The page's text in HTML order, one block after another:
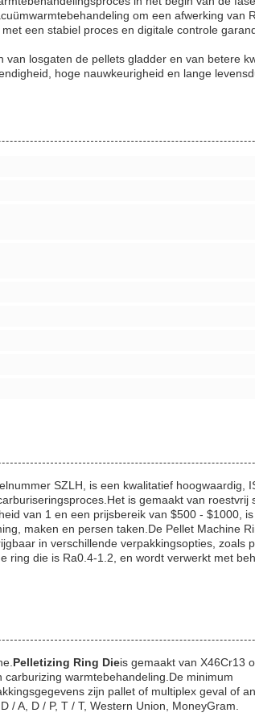
om een afwerking van
een stabiel proces en digitale controle
losgaten de pellets gladder en van betere
hoge nauwkeurigheid en lange
SZLH, is een kwalitatief hoogwaardig,
is gemaakt van roestvrij
van 1 en een prijsbereik van $500 - $1000,
maken en persen taken.De Pellet Machine
in verschillende verpakkingsopties, zoals
ring die is Ra0.4-1.2, en wordt verwerkt met
Pelletizing Ring Dieis gemaakt van X46Cr13
warmtebehandeling.De minimum
zijn pallet of multiplex geval of
/ A, D / P, T / T, Western Union, MoneyGram.